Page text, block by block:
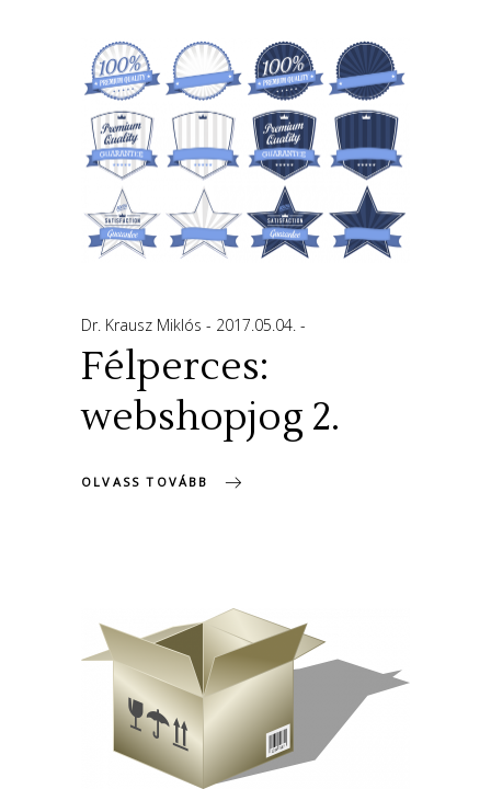
Dr. Krausz Miklós 2017.05.04.
Félperces:
webshopjog 2.
OLVASS TOVÁBB